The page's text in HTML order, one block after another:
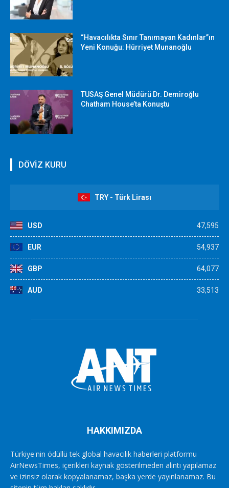
“Havacılıkta Sınır Tanımayan Kadınlar”ın
Yeni Konuğu: Hürriyet Munanoğlu
TUSAŞ Genel Müdürü Dr. Demiroğlu
Chatham House’ta Konuştu
DÖVİZ KURU
TRY - Türk Lirası
USD 47,595
EUR 54,937
GBP 64,077
AUD 33,513
HAKKIMIZDA
Türkiye'nin ödüllü tek global havacılık haberleri platformu
AirNewsTimes, içerikleri kaynak gösterilmeden alıntı yapılamaz
ve izinsiz olarak kopyalanamaz, başka yerde yayınlanamaz. Bu